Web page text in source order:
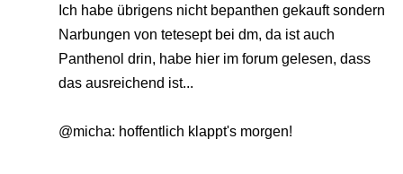
Ich habe übrigens nicht bepanthen gekauft sondern
Narbungen von tetesept bei dm, da ist auch
Panthenol drin, habe hier im forum gelesen, dass
das ausreichend ist...
@micha: hoffentlich klappt's morgen!